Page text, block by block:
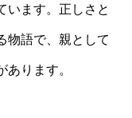
います。正しさと
物語で、親として
ります。